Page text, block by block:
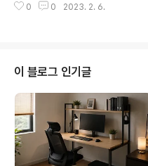
━━━━━━━━━━━..
방송에서 빠짐 없이 질문해 드리겠습니
설팅 : https://bit.ly/meet-nj 📚 책
store.naver.com/nanjobstory 👤
http://youtube.com/
━━━━━━━━━━━━..
0 0 2023. 2. 6.
이 블로그 인기글